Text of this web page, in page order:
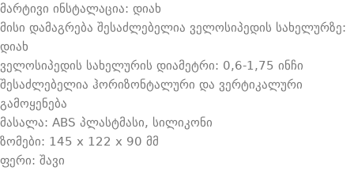
მარტივი ინსტალაცია: დიახ
მისი დამაგრება შესაძლებელია ველოსიპედის სახელურზე:
დიახ
ველოსიპედის სახელურის დიამეტრი: 0,6-1,75 ინჩი
შესაძლებელია ჰორიზონტალური და ვერტიკალური
გამოყენება
მასალა: ABS პლასტმასი, სილიკონი
ზომები: 145 x 122 x 90 მმ
ფერი: შავი